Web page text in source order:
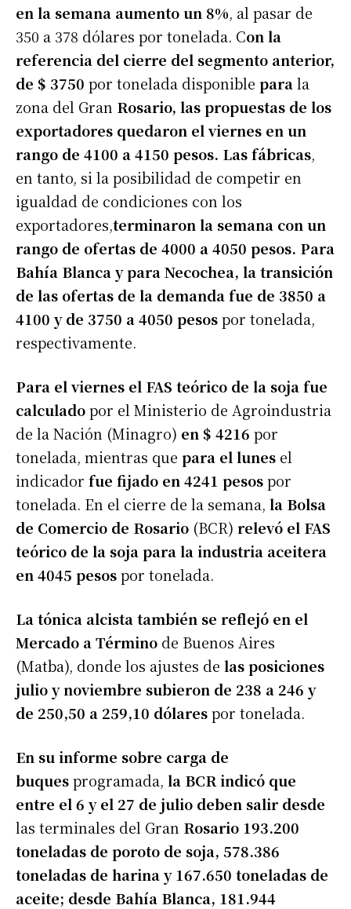
en la semana aumento un 8%, al pasar de
350 a 378 dólares por tonelada. Con la
referencia del cierre del segmento anterior,
de $ 3750 por tonelada disponible parala
zona del Gran Rosario, las propuestas de los
exportadores quedaron el viernes en un
rango de 4100 a 4150 pesos. Las fábricas,
en tanto, si la posibilidad de competir en
igualdad de condiciones con los
exportadores,terminaron la semana con un
rango de ofertas de 4000 a 4050 pesos. Para
Bahía Blanca y para Necochea, la transición
de las ofertas de la demanda fue de 3850 a
4100 y de 3750 a 4050 pesospor tonelada,
respectivamente.
Para el viernes el FAS teórico de la soja fue
calculadopor el Ministerio de Agroindustria
de la Nación (Minagro) en $ 4216 por
tonelada, mientras que para el lunes el
indicador fue fijado en 4241 pesospor
tonelada. En el cierre de la semana, la Bolsa
de Comercio de Rosario (BCR) relevó el FAS
teórico de la soja para la industria aceitera
en 4045 pesospor tonelada.
La tónica alcista también se reflejó en el
Mercado a Término de Buenos Aires
(Matba), donde los ajustes de las posiciones
julio y noviembre subieron de 238 a 246 y
de 250,50 a 259,10 dólarespor tonelada.
En su informe sobre carga de
buquesprogramada, la BCR indicó que
entre el 6 y el 27 de julio deben salir desde
las terminales del Gran Rosario 193.200
toneladas de poroto de soja, 578.386
toneladas de harina y 167.650 toneladas de
aceite; desde Bahía Blanca, 181.944